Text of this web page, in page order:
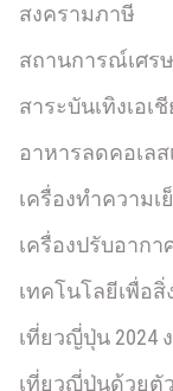
สงครามภาษี
สถานการณ์เศร
สาระบันเทิงเอเชี
อาหารลดคอเลส
เครื่องทำความเ
เครื่องปรับอากา
เทคโนโลยีเพื่อ
เที่ยวญี่ปุ่น 2024
เที่ยวญี่ปุ่นด้วยตัว